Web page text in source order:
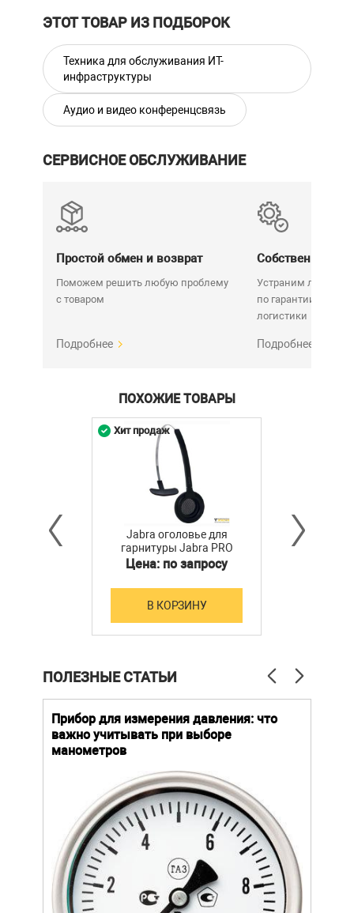
ЭТОТ ТОВАР ИЗ ПОДБОРОК
Техника для обслуживания ИТ-
инфраструктуры
Аудио и видео конференцсвязь
СЕРВИСНОЕ ОБСЛУЖИВАНИЕ
Простой обмен и возврат
Поможем решить любую проблему
с товаром
Подробнее
Собственный
Устраним любую
по гарантии. Срок
логистики
Подробнее
ПОХОЖИЕ ТОВАРЫ
Jabra оголовье для
гарнитуры Jabra PRO
925/935
Цена: по запросу
В КОРЗИНУ
Хит продаж
ПОЛЕЗНЫЕ СТАТЬИ
Прибор для измерения давления: что
важно учитывать при выборе
манометров